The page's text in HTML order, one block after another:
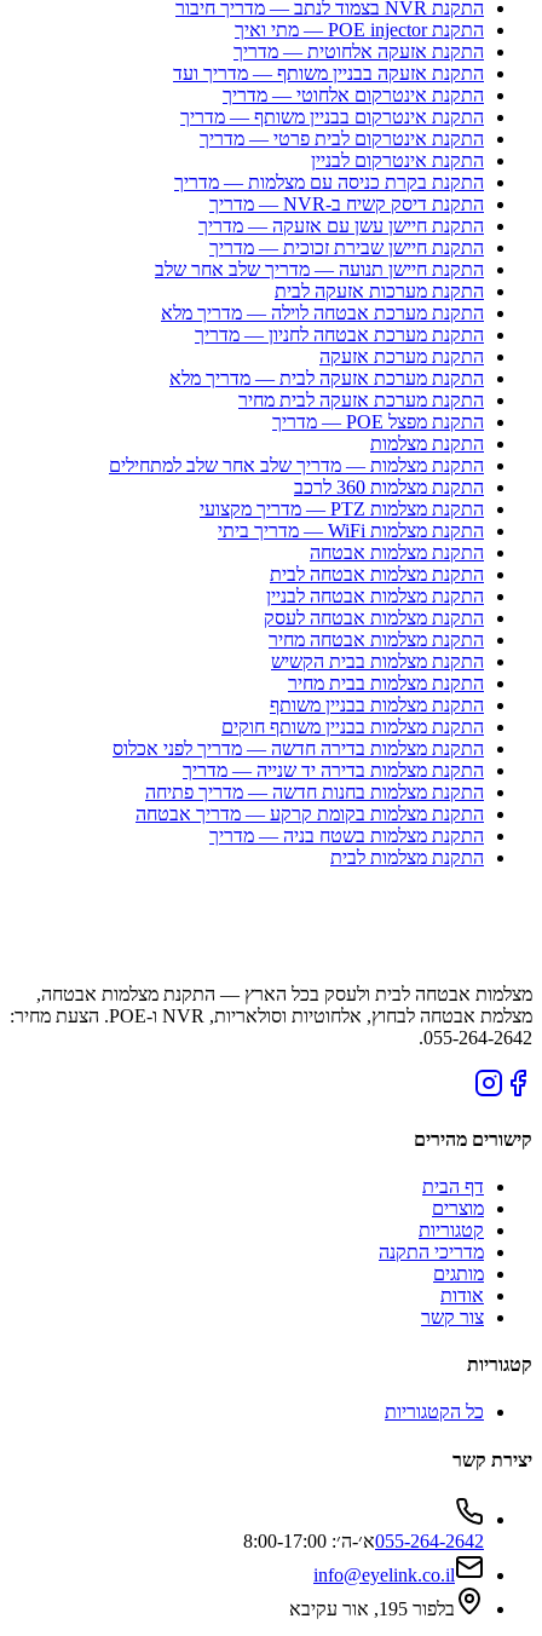
התקנת NVR בצמוד לנתב — מדריך חיבור
התקנת POE injector — מתי ואיך
התקנת אזעקה אלחוטית — מדריך
התקנת אזעקה בבניין משותף — מדריך ועד
התקנת אינטרקום אלחוטי — מדריך
התקנת אינטרקום בבניין משותף — מדריך
התקנת אינטרקום לבית פרטי — מדריך
התקנת אינטרקום לבניין
התקנת בקרת כניסה עם מצלמות — מדריך
התקנת דיסק קשיח ב-NVR — מדריך
התקנת חיישן עשן עם אזעקה — מדריך
התקנת חיישן שבירת זכוכית — מדריך
התקנת חיישן תנועה — מדריך שלב אחר שלב
התקנת מערכות אזעקה לבית
התקנת מערכת אבטחה לוילה — מדריך מלא
התקנת מערכת אבטחה לחניון — מדריך
התקנת מערכת אזעקה
התקנת מערכת אזעקה לבית — מדריך מלא
התקנת מערכת אזעקה לבית מחיר
התקנת מפצל POE — מדריך
התקנת מצלמות
התקנת מצלמות — מדריך שלב אחר שלב למתחילים
התקנת מצלמות 360 לרכב
התקנת מצלמות PTZ — מדריך מקצועי
התקנת מצלמות WiFi — מדריך ביתי
התקנת מצלמות אבטחה
התקנת מצלמות אבטחה לבית
התקנת מצלמות אבטחה לבניין
התקנת מצלמות אבטחה לעסק
התקנת מצלמות אבטחה מחיר
התקנת מצלמות בבית הקשיש
התקנת מצלמות בבית מחיר
התקנת מצלמות בבניין משותף
התקנת מצלמות בבניין משותף חוקים
התקנת מצלמות בדירה חדשה — מדריך לפני אכלוס
התקנת מצלמות בדירה יד שנייה — מדריך
התקנת מצלמות בחנות חדשה — מדריך פתיחה
התקנת מצלמות בקומת קרקע — מדריך אבטחה
התקנת מצלמות בשטח בניה — מדריך
התקנת מצלמות לבית
מצלמות אבטחה לבית ולעסק בכל הארץ — התקנת מצלמות אבטחה,
מצלמת אבטחה לבחוץ, אלחוטיות וסולאריות, NVR ו-POE. הצעת מחיר:
055-264-2642.
קישורים מהירים
דף הבית
מוצרים
קטגוריות
מדריכי התקנה
מותגים
אודות
צור קשר
קטגוריות
כל הקטגוריות
יצירת קשר
055-264-2642א׳-ה׳: 8:00-17:00
info@eyelink.co.il
בלפור 195, אור עקיבא